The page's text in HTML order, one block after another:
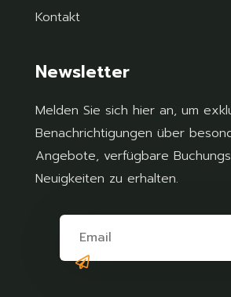
Kontakt
Newsletter
Melden Sie sich hier an, um
Benachrichtigungen über
Angebote, verfügbare
Neuigkeiten zu erhalten.